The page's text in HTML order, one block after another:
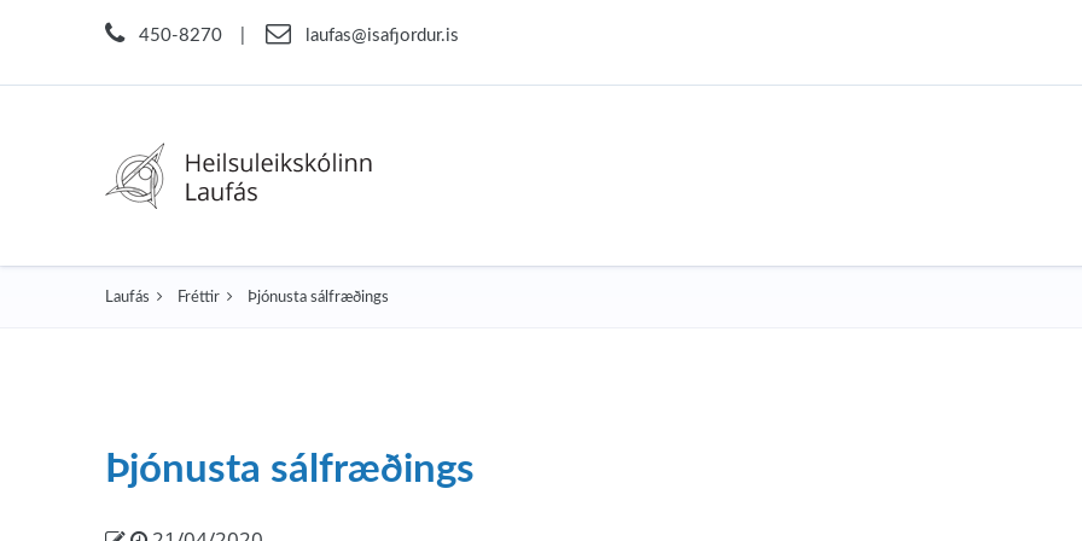
450-8270 laufas@isafjordur.is
Laufás Fréttir Þjónusta sálfræðings
Þjónusta sálfræðings